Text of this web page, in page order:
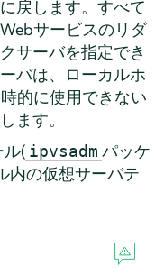
戻します。すべて
サービスのリダ
サーバを指定でき
バは、ローカルホ
的に使用できない
ます。
ル( ipvsadm パッケ
内の仮想サーバテ